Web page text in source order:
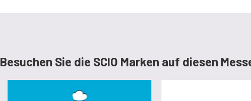
Besuchen Sie die SCIO Marken auf diesen